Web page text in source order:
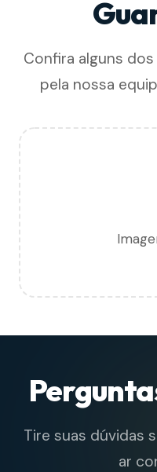
Confira alguns
pela nossa
Tire suas dúvidas
ar